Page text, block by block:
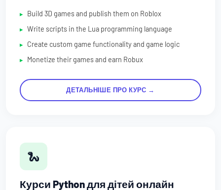
Build 3D games and publish them on Roblox
Write scripts in the Lua programming language
Create custom game functionality and game logic
Monetize their games and earn Robux
ДЕТАЛЬНІШЕ ПРО КУРС →
🐍
Курси Python для дітей онлайн